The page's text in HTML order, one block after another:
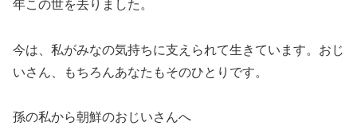
年この世を去りました。
今は、私がみなの気持ちに支えられて生きています。おじ
いさん、もちろんあなたもそのひとりです。
孫の私から朝鮮のおじいさんへ